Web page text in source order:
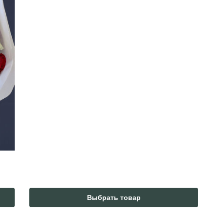
Выбрать товар